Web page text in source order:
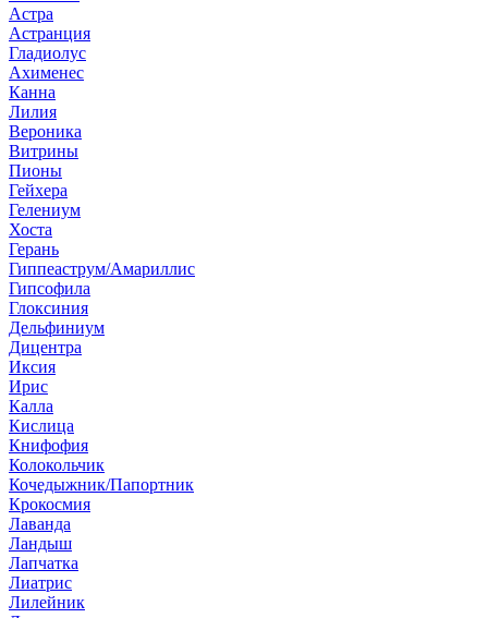
Астра
Астранция
Гладиолус
Ахименес
Канна
Лилия
Вероника
Витрины
Пионы
Гейхера
Гелениум
Хоста
Герань
Гиппеаструм/Амариллис
Гипсофила
Глоксиния
Дельфиниум
Дицентра
Иксия
Ирис
Калла
Кислица
Книфофия
Колокольчик
Кочедыжник/Папортник
Крокосмия
Лаванда
Ландыш
Лапчатка
Лиатрис
Лилейник